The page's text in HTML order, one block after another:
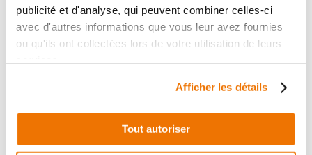
publicité et d'analyse, qui peuvent combiner celles-ci
avec d'autres informations que vous leur avez fournies
ou qu'ils ont collectées lors de votre utilisation de leurs
Afficher les détails
Tout autoriser